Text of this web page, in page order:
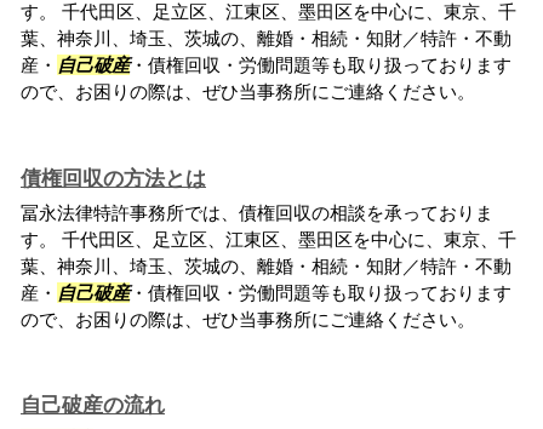
す。 千代田区、足立区、江東区、墨田区を中心に、東京、千
葉、神奈川、埼玉、茨城の、離婚・相続・知財／特許・不動
産・ 自己破産・債権回収・労働問題等も取り扱っております
ので、お困りの際は、ぜひ当事務所にご連絡ください。
債権回収の方法とは
冨永法律特許事務所では、債権回収の相談を承っておりま
す。 千代田区、足立区、江東区、墨田区を中心に、東京、千
葉、神奈川、埼玉、茨城の、離婚・相続・知財／特許・不動
産・ 自己破産・債権回収・労働問題等も取り扱っております
ので、お困りの際は、ぜひ当事務所にご連絡ください。
自己破産の流れ